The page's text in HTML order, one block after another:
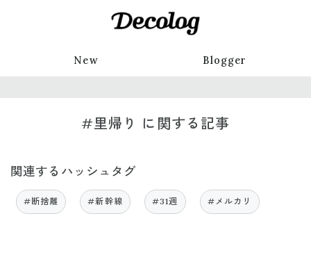
New Blogger
#里帰り に関する記事
関連するハッシュタグ
#断捨離 #新幹線 #31週 #メルカリ